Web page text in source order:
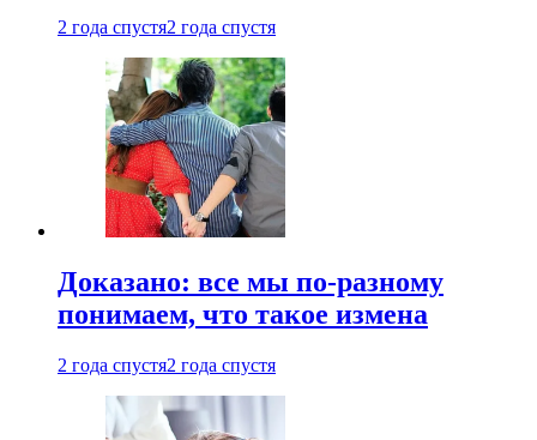
2 года спустя2 года спустя
Доказано: все мы по-разному
понимаем, что такое измена
2 года спустя2 года спустя